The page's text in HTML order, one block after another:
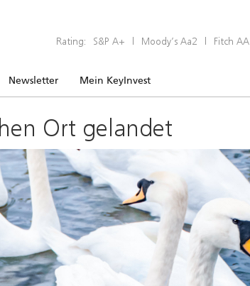
Rating: S&P A+ | Moody’s Aa2 | Fitch AA
Newsletter Mein KeyInvest
Ort gelandet